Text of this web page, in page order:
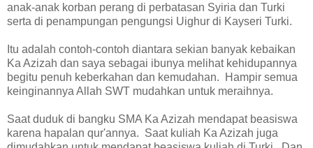
anak-anak korban perang di perbatasan Syiria dan Turki
serta di penampungan pengungsi Uighur di Kayseri Turki.
Itu adalah contoh-contoh diantara sekian banyak kebaikan
Ka Azizah dan saya sebagai ibunya melihat kehidupannya
begitu penuh keberkahan dan kemudahan. Hampir semua
keinginannya Allah SWT mudahkan untuk meraihnya.
Saat duduk di bangku SMA Ka Azizah mendapat beasiswa
karena hapalan qur'annya. Saat kuliah Ka Azizah juga